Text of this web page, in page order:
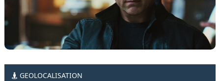
GEOLOCALISATION